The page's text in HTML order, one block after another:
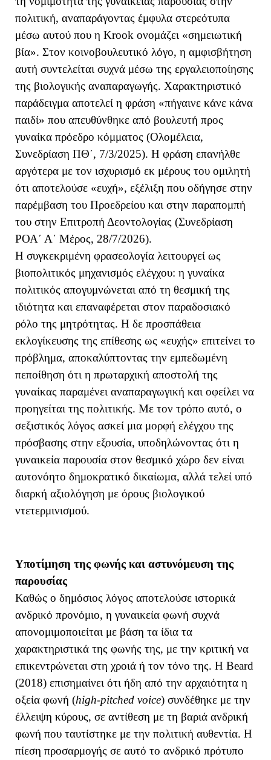
πολιτική, αναπαράγοντας έμφυλα στερεότυπα
μέσω αυτού που η Krook ονομάζει «σημειωτική
βία». Στον κοινοβουλευτικό λόγο, η αμφισβήτηση
αυτή συντελείται συχνά μέσω της εργαλειοποίησης
της βιολογικής αναπαραγωγής. Χαρακτηριστικό
παράδειγμα αποτελεί η φράση «πήγαινε κάνε κάνα
παιδί» που απευθύνθηκε από βουλευτή προς
γυναίκα πρόεδρο κόμματος (Ολομέλεια,
Συνεδρίαση ΠΘ΄, 7/3/2025). Η φράση επανήλθε
αργότερα με τον ισχυρισμό εκ μέρους του ομιλητή
ότι αποτελούσε «ευχή», εξέλιξη που οδήγησε στην
παρέμβαση του Προεδρείου και στην παραπομπή
του στην Επιτροπή Δεοντολογίας (Συνεδρίαση
ΡΟΑ΄ Α΄ Μέρος, 28/7/2026).
Η συγκεκριμένη φρασεολογία λειτουργεί ως
βιοπολιτικός μηχανισμός ελέγχου: η γυναίκα
πολιτικός απογυμνώνεται από τη θεσμική της
ιδιότητα και επαναφέρεται στον παραδοσιακό
ρόλο της μητρότητας. Η δε προσπάθεια
εκλογίκευσης της επίθεσης ως «ευχής» επιτείνει το
πρόβλημα, αποκαλύπτοντας την εμπεδωμένη
πεποίθηση ότι η πρωταρχική αποστολή της
γυναίκας παραμένει αναπαραγωγική και οφείλει να
προηγείται της πολιτικής. Με τον τρόπο αυτό, ο
σεξιστικός λόγος ασκεί μια μορφή ελέγχου της
πρόσβασης στην εξουσία, υποδηλώνοντας ότι η
γυναικεία παρουσία στον θεσμικό χώρο δεν είναι
αυτονόητο δημοκρατικό δικαίωμα, αλλά τελεί υπό
διαρκή αξιολόγηση με όρους βιολογικού
ντετερμινισμού.
Υποτίμηση της φωνής και αστυνόμευση της
παρουσίας
Καθώς ο δημόσιος λόγος αποτελούσε ιστορικά
ανδρικό προνόμιο, η γυναικεία φωνή συχνά
απονομιμοποιείται με βάση τα ίδια τα
χαρακτηριστικά της φωνής της, με την κριτική να
επικεντρώνεται στη χροιά ή τον τόνο της. Η Beard
(2018) επισημαίνει ότι ήδη από την αρχαιότητα η
οξεία φωνή (high-pitched voice) συνδέθηκε με την
έλλειψη κύρους, σε αντίθεση με τη βαριά ανδρική
φωνή που ταυτίστηκε με την πολιτική αυθεντία. Η
πίεση προσαρμογής σε αυτό το ανδρικό πρότυπο